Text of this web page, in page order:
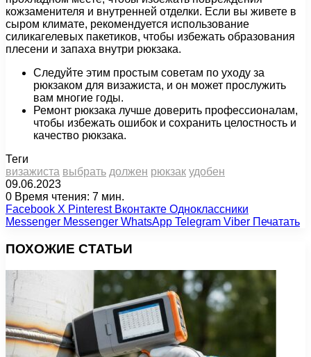
кожзаменителя и внутренней отделки. Если вы живете в
сыром климате, рекомендуется использование
силикагелевых пакетиков, чтобы избежать образования
плесени и запаха внутри рюкзака.
Следуйте этим простым советам по уходу за
рюкзаком для визажиста, и он может прослужить
вам многие годы.
Ремонт рюкзака лучше доверить профессионалам,
чтобы избежать ошибок и сохранить целостность и
качество рюкзака.
Теги
визажиста выбрать должен рюкзак удобен
09.06.2023
0 Время чтения: 7 мин.
Facebook X Pinterest Вконтакте Одноклассники
Messenger Messenger WhatsApp Telegram Viber Печатать
ПОХОЖИЕ СТАТЬИ